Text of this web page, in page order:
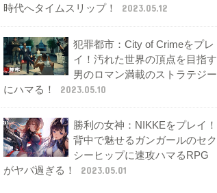
時代へタイムスリップ！
2023.05.12
犯罪都市：City of Crimeをプレ
イ！汚れた世界の頂点を目指す
男のロマン満載のストラテジー
にハマる！
2023.05.10
勝利の女神：NIKKEをプレイ！
背中で魅せるガンガールのセク
シーヒップに速攻ハマるRPG
がヤバ過ぎる！
2023.05.01